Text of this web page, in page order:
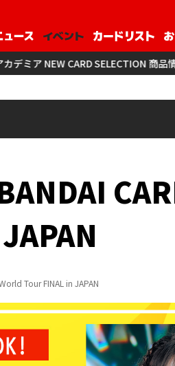
SELECTION 商品情報を公開！ [ 商
Tour FINAL in JAPAN